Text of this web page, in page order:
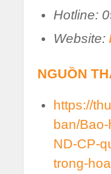
Hotline:
Website:
NGUỒN
https://
ban/
ND-CP-
trong-